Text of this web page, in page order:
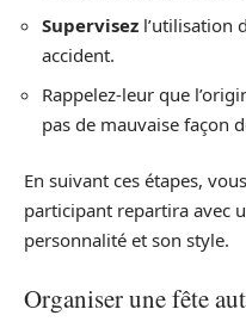
Supervisez l’utilisation
accident.
Rappelez-leur que
pas de mauvaise façon
En suivant ces étapes,
participant repartira avec
personnalité et son style.
Organiser une fête